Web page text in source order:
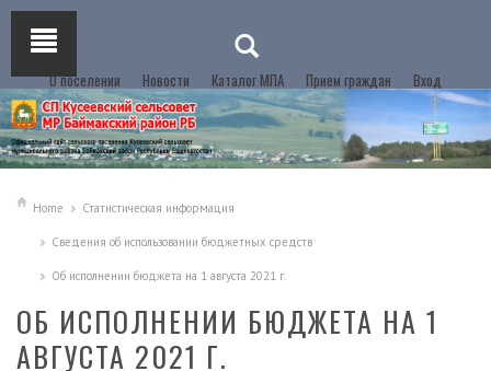
О поселении Новости Каталог МПА Прием граждан Вход
Home Статистическая информация
Сведения об использовании бюджетных средств
Об исполнении бюджета на 1 августа 2021 г.
ОБ ИСПОЛНЕНИИ БЮДЖЕТА НА 1
АВГУСТА 2021 Г.